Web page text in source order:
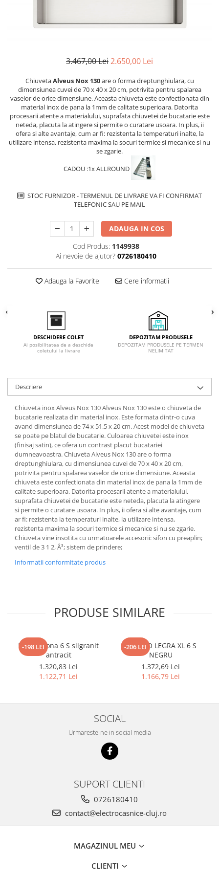
Cu montare pe perete
Hote cu montare pe colt
Hote tip insula
Incorporate
Integrate in tavan
Masini de spalat vase
Complet incorporabile
Partial incorporabile
Electrice
Plite cu hota integrata
Masini de spalat rufe slim
Vitrine frigorifice si minibaruri
3.467,00 Lei2.650,00 Lei
ChiuvetaAlveus Nox 130are o forma dreptunghiulara, cu
dimensiunea cuvei de 70 x 40 x 20 cm, potrivita pentru spalarea
vaselor de orice dimensiune. Aceasta chiuveta este confectionata din
material inox de pana la 1mm de calitate superioara. Datorita
procesarii atente a materialului, suprafata chiuvetei de bucatarie este
neteda, placuta la atingere si permite o curatare usoara. In plus, ii
ofera si alte avantaje, cum ar fi: rezistenta la temperaturi inalte, la
utilizare intensa, rezistenta maxima la socuri termice si mecanice si nu
se zgarie.
CADOU :1x ALLROUND
STOC FURNIZOR - TERMENUL DE LIVRARE VA FI CONFIRMAT
TELEFONIC SAU PE MAIL
ADAUGA IN COS
Cod Produs: 1149938
Ai nevoie de ajutor? 0726180410
Adauga la Favorite Cere informatii
DESCHIDERE COLET
Ai posibilitatea de a deschide
coletului la livrare
DEPOZITAM PRODUSELE
DEPOZITAM PRODUSELE PE TERMEN
NELIMITAT
Descriere
Chiuveta inox Alveus Nox 130 Alveus Nox 130 este o chiuveta de
bucatarie realizata din material inox. Este formata dintr-o cuva
avand dimensiunea de 74 x 51.5 x 20 cm. Acest model de chiuveta
se poate pe blatul de bucatarie. Culoarea chiuvetei este inox
(finisaj satin), ce ofera un contrast placut bucatariei
dumneavoastra. Chiuveta Alveus Nox 130 are o forma
dreptunghiulara, cu dimensiunea cuvei de 70 x 40 x 20 cm,
potrivita pentru spalarea vaselor de orice dimensiune. Aceasta
chiuveta este confectionata din material inox de pana la 1mm de
calitate superioara. Datorita procesarii atente a materialului,
suprafata chiuvetei de bucatarie este neteda, placuta la atingere
si permite o curatare usoara. In plus, ii ofera si alte avantaje, cum
ar fi: rezistenta la temperaturi inalte, la utilizare intensa,
rezistenta maxima la socuri termice si mecanice si nu se zgarie.
Chiuveta vine insotita cu urmatoarele accesorii: sifon cu preaplin;
ventil de 3 1 2, Â³; sistem de prindere;
Informatii conformitate produs
PRODUSE SIMILARE
-198 LEI
Blanco Sona 6 S silgranit
antracit
1.320,83 Lei
1.122,71 Lei
-206 LEI
BLANCO LEGRA XL 6 S
NEGRU
1.372,69 Lei
1.166,79 Lei
SOCIAL
Urmareste-ne in social media
SUPORT CLIENTI
0726180410
contact@electrocasnice-cluj.ro
MAGAZINUL MEU
CLIENTI